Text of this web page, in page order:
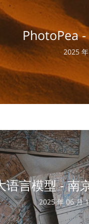
PhotoPea
2025
语言模型 - 南
2025 年 06 月